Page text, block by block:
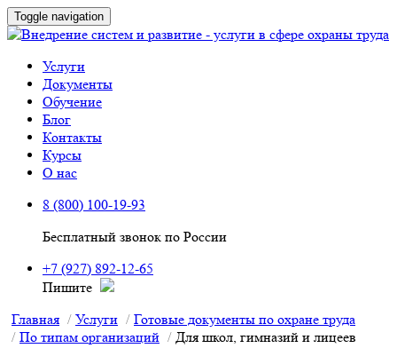
Toggle navigation
Услуги
Документы
Обучение
Блог
Контакты
Курсы
О нас
8 (800) 100-19-93
Бесплатный звонок по России
+7 (927) 892-12-65
Пишите
Главная
Услуги
Готовые документы по охране труда
По типам организаций
Для школ, гимназий и лицеев